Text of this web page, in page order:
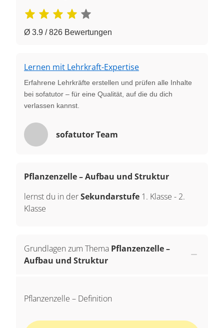
Ø 3.9 / 826 Bewertungen
Lernen mit Lehrkraft-Expertise
Erfahrene Lehrkräfte erstellen und prüfen alle Inhalte
bei sofatutor – für eine Qualität, auf die du dich
verlassen kannst.
sofatutor Team
Pflanzenzelle – Aufbau und Struktur
lernst du in derSekundarstufe 1. Klasse - 2.
Klasse
Grundlagen zum Thema Pflanzenzelle –
Aufbau und Struktur
Pflanzenzelle – Definition